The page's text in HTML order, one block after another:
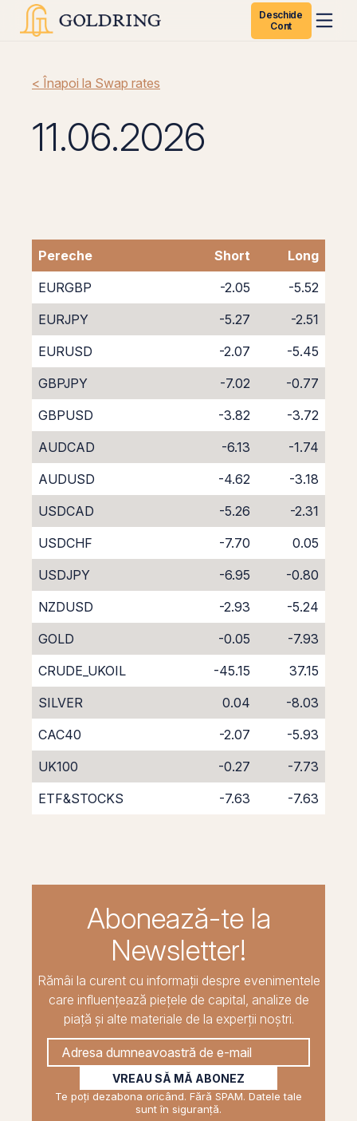
Deschide
Cont
< Înapoi la Swap rates
11.06.2026
Pereche Short
Long
EURGBP
-2.05
-5.52
EURJPY
-5.27
-2.51
EURUSD
-2.07
-5.45
GBPJPY
-7.02
-0.77
GBPUSD
-3.82
-3.72
AUDCAD
-6.13
-1.74
AUDUSD
-4.62
-3.18
USDCAD
-5.26
-2.31
USDCHF
-7.70
0.05
USDJPY
-6.95
-0.80
NZDUSD
-2.93
-5.24
GOLD
-0.05
-7.93
CRUDE_UKOIL
-45.15
37.15
SILVER
0.04
-8.03
CAC40
-2.07
-5.93
UK100
-0.27
-7.73
ETF&STOCKS
-7.63 -7.63
Abonează-te la
Newsletter!
Rămâi la curent cu informații despre evenimentele
care influențează piețele de capital, analize de
piață și alte materiale de la experții noștri.
VREAU SĂ MĂ ABONEZ
Te poți dezabona oricând. Fără SPAM. Datele tale
sunt în siguranță.